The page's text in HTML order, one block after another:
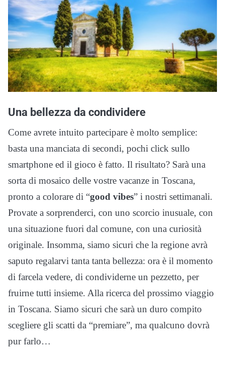
Una bellezza da condividere
Come avrete intuito partecipare è molto semplice:
basta una manciata di secondi, pochi click sullo
smartphone ed il gioco è fatto. Il risultato? Sarà una
sorta di mosaico delle vostre vacanze in Toscana,
pronto a colorare di “good vibes” i nostri settimanali.
Provate a sorprenderci, con uno scorcio inusuale, con
una situazione fuori dal comune, con una curiosità
originale. Insomma, siamo sicuri che la regione avrà
saputo regalarvi tanta tanta bellezza: ora è il momento
di farcela vedere, di condividerne un pezzetto, per
fruirne tutti insieme. Alla ricerca del prossimo viaggio
in Toscana. Siamo sicuri che sarà un duro compito
scegliere gli scatti da “premiare”, ma qualcuno dovrà
pur farlo…